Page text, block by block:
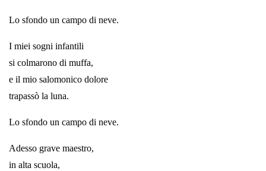
Lo sfondo un campo di neve.
I miei sogni infantili
si colmarono di muffa,
e il mio salomonico dolore
trapassò la luna.
Lo sfondo un campo di neve.
Adesso grave maestro,
in alta scuola,